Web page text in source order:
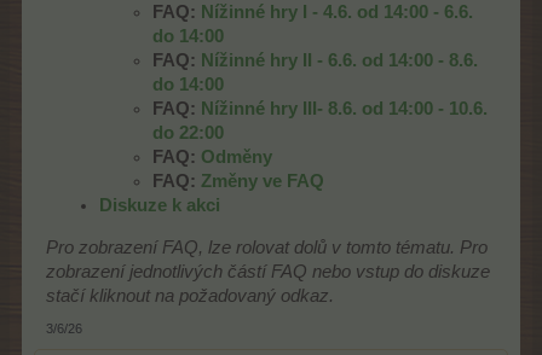
FAQ: Nížinné hry I - 4.6. od 14:00 - 6.6.
do 14:00
FAQ: Nížinné hry II - 6.6. od 14:00 - 8.6.
do 14:00
FAQ: Nížinné hry III- 8.6. od 14:00 - 10.6.
do 22:00
FAQ: Odměny
FAQ: Změny ve FAQ
Diskuze k akci
Pro zobrazení FAQ, lze rolovat dolů v tomto tématu. Pro
zobrazení jednotlivých částí FAQ nebo vstup do diskuze
stačí kliknout na požadovaný odkaz.
3/6/26